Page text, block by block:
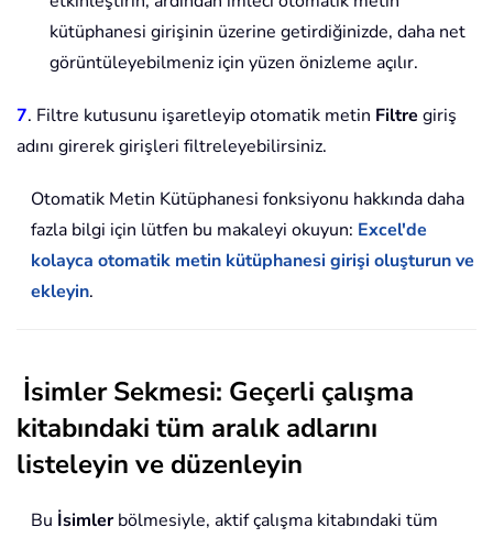
kütüphanesi girişinin üzerine getirdiğinizde, daha net
görüntüleyebilmeniz için yüzen önizleme açılır.
7. Filtre kutusunu işaretleyip otomatik metin Filtre giriş
adını girerek girişleri filtreleyebilirsiniz.
Otomatik Metin Kütüphanesi fonksiyonu hakkında daha
fazla bilgi için lütfen bu makaleyi okuyun: Excel'de
kolayca otomatik metin kütüphanesi girişi oluşturun ve
ekleyin.
İsimler Sekmesi: Geçerli çalışma
kitabındaki tüm aralık adlarını
listeleyin ve düzenleyin
Bu İsimlerbölmesiyle, aktif çalışma kitabındaki tüm